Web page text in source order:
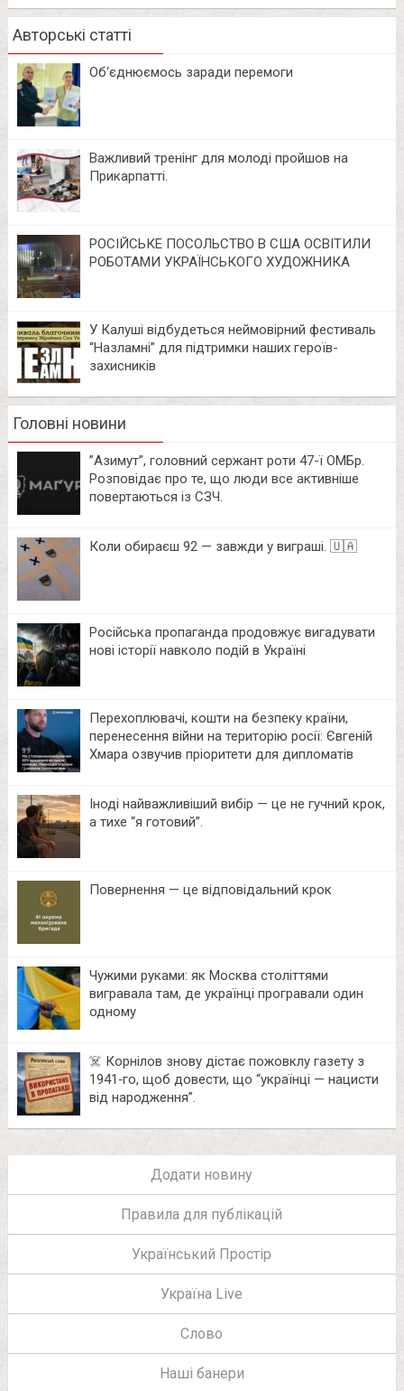
Авторські статті
Об‘єднюємось заради перемоги
Важливий тренінг для молоді пройшов на
Прикарпатті.
РОСІЙСЬКЕ ПОСОЛЬСТВО В США ОСВІТИЛИ
РОБОТАМИ УКРАЇНСЬКОГО ХУДОЖНИКА
У Калуші відбудеться неймовірний фестиваль
“Назламні” для підтримки наших героїв-
захисників
Головні новини
⁨”Азимут”, головний сержант роти 47-ї ОМБр.
Розповідає про те, що люди все активніше
повертаються із СЗЧ.
Коли обираєш 92 — завжди у виграші. 🇺🇦
Російська пропаганда продовжує вигадувати
нові історії навколо подій в Україні
Перехоплювачі, кошти на безпеку країни,
перенесення війни на територію росії: Євгеній
Хмара озвучив пріоритети для дипломатів
Іноді найважливіший вибір — це не гучний крок,
а тихе “я готовий”.
Повернення — це відповідальний крок
Чужими руками: як Москва століттями
вигравала там, де українці програвали один
одному
☠️ Корнілов знову дістає пожовклу газету з
1941‑го, щоб довести, що “українці — нацисти
від народження”.
Додати новину
Правила для публікацій
Український Простір
Україна Live
Слово
Наші банери